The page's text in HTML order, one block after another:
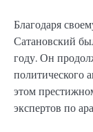
Благодаря
Сатановский
году. Он
политического
этом
экспертов по